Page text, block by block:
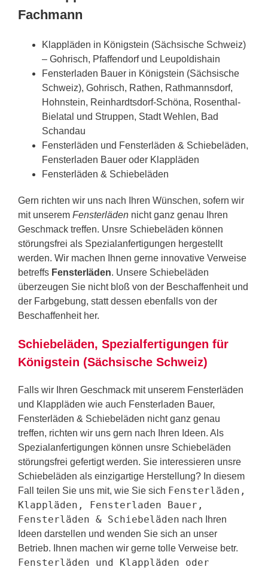
Fachmann
Klappläden in Königstein (Sächsische Schweiz)
– Gohrisch, Pfaffendorf und Leupoldishain
Fensterladen Bauer in Königstein (Sächsische
Schweiz), Gohrisch, Rathen, Rathmannsdorf,
Hohnstein, Reinhardtsdorf-Schöna, Rosenthal-
Bielatal und Struppen, Stadt Wehlen, Bad
Schandau
Fensterläden und Fensterläden & Schiebeläden,
Fensterladen Bauer oder Klappläden
Fensterläden & Schiebeläden
Gern richten wir uns nach Ihren Wünschen, sofern wir
mit unserem Fensterläden nicht ganz genau Ihren
Geschmack treffen. Unsre Schiebeläden können
störungsfrei als Spezialanfertigungen hergestellt
werden. Wir machen Ihnen gerne innovative Verweise
betreffs Fensterläden. Unsere Schiebeläden
überzeugen Sie nicht bloß von der Beschaffenheit und
der Farbgebung, statt dessen ebenfalls von der
Beschaffenheit her.
Schiebeläden, Spezialfertigungen für
Königstein (Sächsische Schweiz)
Falls wir Ihren Geschmack mit unserem Fensterläden
und Klappläden wie auch Fensterladen Bauer,
Fensterläden & Schiebeläden nicht ganz genau
treffen, richten wir uns gern nach Ihren Ideen. Als
Spezialanfertigungen können unsre Schiebeläden
störungsfrei gefertigt werden. Sie interessieren unsre
Schiebeläden als einzigartige Herstellung? In diesem
Fall teilen Sie uns mit, wie Sie sich Fensterläden,
Klappläden, Fensterladen Bauer,
Fensterläden & Schiebeläden nach Ihren
Ideen darstellen und wenden Sie sich an unser
Betrieb. Ihnen machen wir gerne tolle Verweise betr.
Fensterläden und Klappläden oder